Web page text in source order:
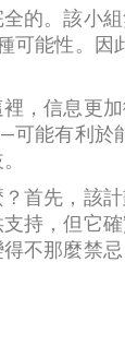
的。該小
能性。因
，信息更
能有利於
首先，該
持，但它
不那麼禁